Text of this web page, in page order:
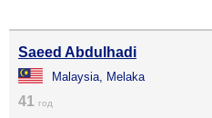
Saeed Abdulhadi
Malaysia, Melaka
41 год